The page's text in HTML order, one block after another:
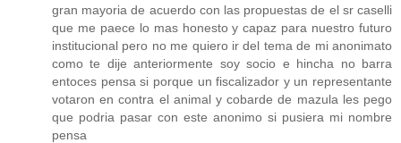
gran mayoria de acuerdo con las propuestas de el sr caselli
que me paece lo mas honesto y capaz para nuestro futuro
institucional pero no me quiero ir del tema de mi anonimato
como te dije anteriormente soy socio e hincha no barra
entoces pensa si porque un fiscalizador y un representante
votaron en contra el animal y cobarde de mazula les pego
que podria pasar con este anonimo si pusiera mi nombre
pensa